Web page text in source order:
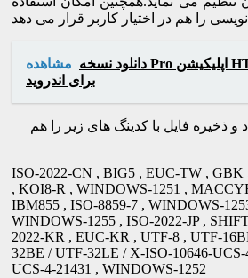
مشاهده دانلود نسخه Pro اپلیکیشن HTML Source Viewer
برای اندروید
و ذخیره فایل با کدینگ های زیر را هم
ISO-2022-CN , BIG5 , EUC-TW , GBK
, KOI8-R , WINDOWS-1251 ,
IBM855 , ISO-8859-7 , WINDOWS-
WINDOWS-1255 , ISO-2022-JP ,
2022-KR , EUC-KR , UTF-8 , UTF-
32BE / UTF-32LE / X-ISO-10646-
UCS-4-21431 , WINDOWS-1252